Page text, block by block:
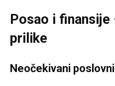
Posao i finansije
prilike
Neočekivani